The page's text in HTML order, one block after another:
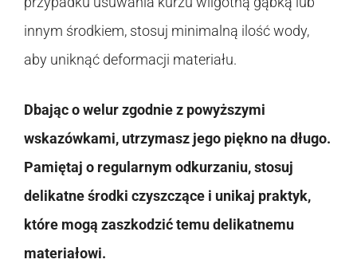
innym środkiem, stosuj minimalną ilość wody,
aby uniknąć deformacji materiału.
Dbając o welur zgodnie z powyższymi
wskazówkami, utrzymasz jego piękno na długo.
Pamiętaj o regularnym odkurzaniu, stosuj
delikatne środki czyszczące i unikaj praktyk,
które mogą zaszkodzić temu delikatnemu
materiałowi.